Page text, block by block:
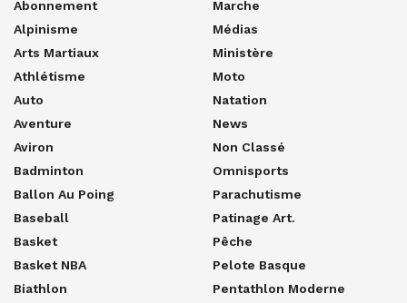
Abonnement
Alpinisme
Arts Martiaux
Athlétisme
Auto
Aventure
Aviron
Badminton
Ballon Au Poing
Baseball
Basket
Basket NBA
Biathlon
Marche
Médias
Ministère
Moto
Natation
News
Non Classé
Omnisports
Parachutisme
Patinage Art.
Pêche
Pelote Basque
Pentathlon Moderne